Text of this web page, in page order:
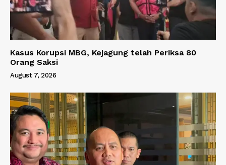
Kasus Korupsi MBG, Kejagung telah Periksa 80
Orang Saksi
August 7, 2026